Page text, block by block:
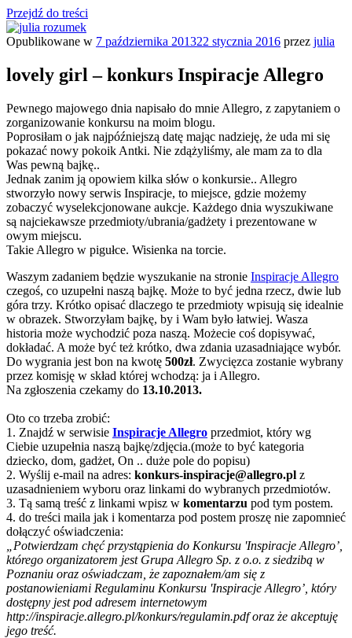
Przejdź do treści
Opublikowane w 7 października 201322 stycznia 2016 przez julia
lovely girl – konkurs Inspiracje Allegro
Pewnego majowego dnia napisało do mnie Allegro, z zapytaniem o
zorganizowanie konkursu na moim blogu.
Poprosiłam o jak najpóźniejszą datę mając nadzieję, że uda mi się
pokazać nowy pokoik Antki. Nie zdążyliśmy, ale mam za to dla
Was pewną bajkę..
Jednak zanim ją opowiem kilka słów o konkursie.. Allegro
stworzyło nowy serwis Inspiracje, to miejsce, gdzie możemy
zobaczyć wyselekcjonowane aukcje. Każdego dnia wyszukiwane
są najciekawsze przedmioty/ubrania/gadżety i prezentowane w
owym miejscu.
Takie Allegro w pigułce. Wisienka na torcie.
Waszym zadaniem będzie wyszukanie na stronie Inspiracje Allegro
czegoś, co uzupełni naszą bajkę. Może to być jedna rzecz, dwie lub
góra trzy. Krótko opisać dlaczego te przedmioty wpisują się idealnie
w obrazek. Stworzyłam bajkę, by i Wam było łatwiej. Wasza
historia może wychodzić poza naszą. Możecie coś dopisywać,
dokładać. A może być też krótko, dwa zdania uzasadniające wybór.
Do wygrania jest bon na kwotę 500zł. Zwycięzca zostanie wybrany
przez komisję w skład której wchodzą: ja i Allegro.
Na zgłoszenia czekamy do 13.10.2013.
Oto co trzeba zrobić:
1. Znajdź w serwisie Inspiracje Allegro przedmiot, który wg
Ciebie uzupełnia naszą bajkę/zdjęcia.(może to być kategoria
dziecko, dom, gadżet, On .. duże pole do popisu)
2. Wyślij e-mail na adres: konkurs-inspiracje@allegro.pl z
uzasadnieniem wyboru oraz linkami do wybranych przedmiotów.
3. Tą samą treść z linkami wpisz w komentarzu pod tym postem.
4. do treści maila jak i komentarza pod postem proszę nie zapomnieć
dołączyć oświadczenia:
„Potwierdzam chęć przystąpienia do Konkursu 'Inspiracje Allegro’,
którego organizatorem jest Grupa Allegro Sp. z o.o. z siedzibą w
Poznaniu oraz oświadczam, że zapoznałem/am się z
postanowieniami Regulaminu Konkursu 'Inspiracje Allegro’, który
dostępny jest pod adresem internetowym
http://inspiracje.allegro.pl/konkurs/regulamin.pdf oraz że akceptuję
jego treść.